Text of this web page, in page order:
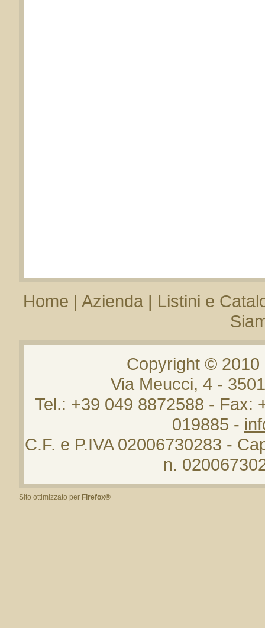
Home | Azienda | Listini e
Copyright © 2010
Via Meucci, 4 -
Tel.: +39 049 8872588 - Fax:
019885 -
C.F. e P.IVA 02006730283 -
n.
Sito ottimizzato per Firefox®